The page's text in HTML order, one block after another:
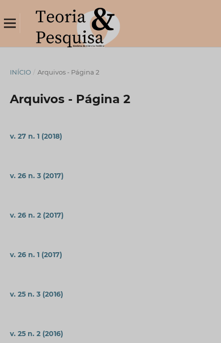
INÍCIO / Arquivos - Página 2
Arquivos - Página 2
v. 27 n. 1 (2018)
v. 26 n. 3 (2017)
v. 26 n. 2 (2017)
v. 26 n. 1 (2017)
v. 25 n. 3 (2016)
v. 25 n. 2 (2016)